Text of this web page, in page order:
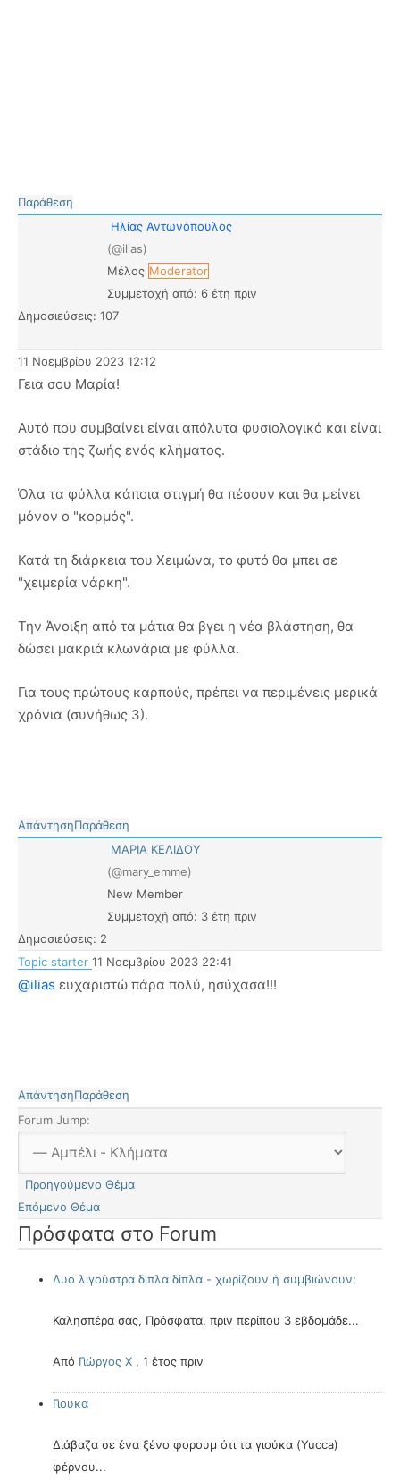
Παράθεση
Ηλίας Αντωνόπουλος
(@ilias)
Μέλος Moderator
Συμμετοχή από: 6 έτη πριν
Δημοσιεύσεις: 107
11 Νοεμβρίου 2023 12:12
Γεια σου Μαρία!
Αυτό που συμβαίνει είναι απόλυτα φυσιολογικό και είναι
στάδιο της ζωής ενός κλήματος.
Όλα τα φύλλα κάποια στιγμή θα πέσουν και θα μείνει
μόνον ο "κορμός".
Κατά τη διάρκεια του Χειμώνα, το φυτό θα μπει σε
"χειμερία νάρκη".
Την Άνοιξη από τα μάτια θα βγει η νέα βλάστηση, θα
δώσει μακριά κλωνάρια με φύλλα.
Για τους πρώτους καρπούς, πρέπει να περιμένεις μερικά
χρόνια (συνήθως 3).
ΑπάντησηΠαράθεση
ΜΑΡΙΑ ΚΕΛΙΔΟΥ
(@mary_emme)
New Member
Συμμετοχή από: 3 έτη πριν
Δημοσιεύσεις: 2
Topic starter 11 Νοεμβρίου 2023 22:41
@ilias ευχαριστώ πάρα πολύ, ησύχασα!!!
ΑπάντησηΠαράθεση
Forum Jump:
Προηγούμενο Θέμα
Επόμενο Θέμα
Πρόσφατα στο Forum
Δυο λιγούστρα δίπλα δίπλα - χωρίζουν ή συμβιώνουν;
Καλησπέρα σας, Πρόσφατα, πριν περίπου 3 εβδομάδε...
Από Γιώργος Χ , 1 έτος πριν
Γιουκα
Διάβαζα σε ένα ξένο φορουμ ότι τα γιούκα (Yucca)
φέρνου...